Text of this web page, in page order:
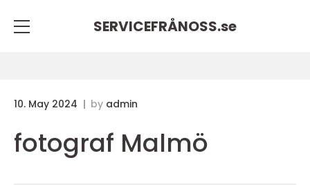
SERVICEFRÅNOSS.se
10. May 2024 by admin
fotograf Malmö